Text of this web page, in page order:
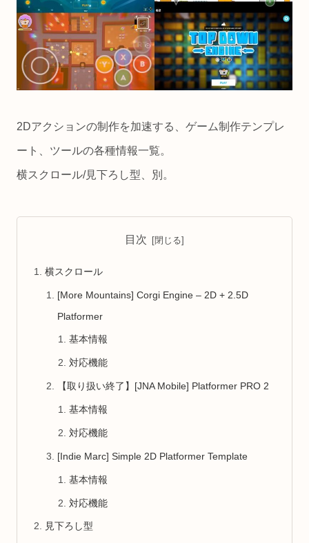
2Dアクションの制作を加速する、ゲーム制作テンプレ
ート、ツールの各種情報一覧。
横スクロール/見下ろし型、別。
目次
横スクロール
[More Mountains] Corgi Engine – 2D + 2.5D
Platformer
基本情報
対応機能
【取り扱い終了】[JNA Mobile] Platformer PRO 2
基本情報
対応機能
[Indie Marc] Simple 2D Platformer Template
基本情報
対応機能
見下ろし型